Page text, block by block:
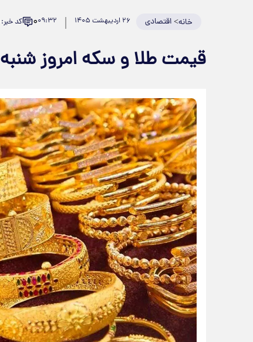
خانه>اقتصادی ۲۶ اردیبهشت ۱۴۰۵ ۰۹:۳۲۰ کد خبر: 981936
قیمت طلا و سکه امروز‌ شنبه ۲۶ اردیبهشت ۱۴۰۵